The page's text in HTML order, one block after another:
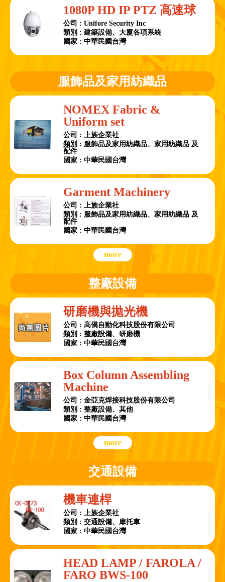
1080P HD IP PTZ 高速球
公司 : Unifore Security Inc
類別 : 建築設備、大廈各項系統
國家 : 中華民國台灣
服飾品及家用紡織品
NOMEX Fabric &
Uniform set
公司 : 上族企業社
類別 : 服飾品及家用紡織品、家用紡織品 及
配件
國家 : 中華民國台灣
Garment Machinery
公司 : 上族企業社
類別 : 服飾品及家用紡織品、家用紡織品 及
配件
國家 : 中華民國台灣
more
整廠設備
研磨機與拋光機
公司 : 高僑自動化科技股份有限公司
類別 : 整廠設備、研磨機
國家 : 中華民國台灣
Box Column Assembling
Machine
公司 : 金亞克焊接科技股份有限公司
類別 : 整廠設備、其他
國家 : 中華民國台灣
more
交通設備
機車連桿
公司 : 上族企業社
類別 : 交通設備、摩托車
國家 : 中華民國台灣
HEAD LAMP / FAROLA /
FARO BWS-100